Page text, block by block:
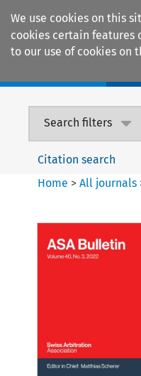
We use cookies on this
cookies certain features
to our use of cookies on
Search filters
Citation search
Home >All journals